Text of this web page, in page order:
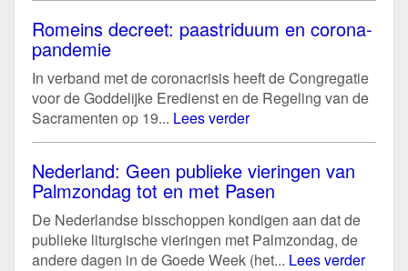
Romeins decreet: paastriduum en corona-
pandemie
In verband met de coronacrisis heeft de Congregatie
voor de Goddelijke Eredienst en de Regeling van de
Sacramenten op 19... Lees verder
Nederland: Geen publieke vieringen van
Palmzondag tot en met Pasen
De Nederlandse bisschoppen kondigen aan dat de
publieke liturgische vieringen met Palmzondag, de
andere dagen in de Goede Week (het... Lees verder